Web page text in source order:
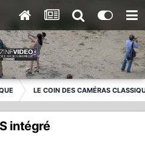
LE COIN DES CAMÉRAS
intégré